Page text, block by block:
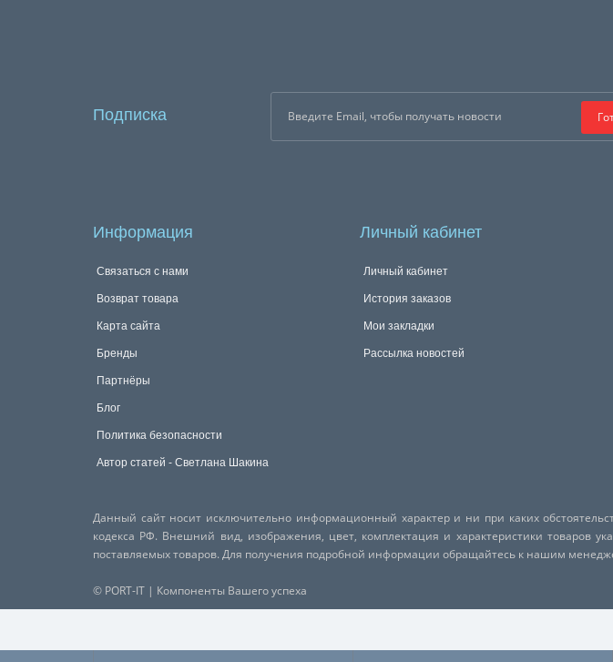
Подписка
Информация
Связаться с нами
Возврат товара
Карта сайта
Бренды
Партнёры
Блог
Политика безопасности
Автор статей - Светлана Шакина
Личный кабинет
Личный кабинет
История заказов
Мои закладки
Рассылка новостей
Данный сайт носит исключительно информационный характер и ни при каких
кодекса РФ. Внешний вид, изображения, цвет, комплектация и характеристики товаров
поставляемых товаров. Для получения подробной информации обращайтесь к нашим
© PORT-IT | Компоненты Вашего успеха